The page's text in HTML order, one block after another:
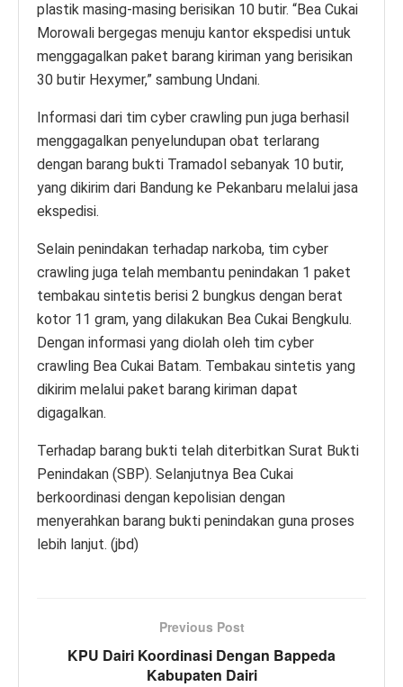
plastik masing-masing berisikan 10 butir. “Bea Cukai
Morowali bergegas menuju kantor ekspedisi untuk
menggagalkan paket barang kiriman yang berisikan
30 butir Hexymer,” sambung Undani.
Informasi dari tim cyber crawling pun juga berhasil
menggagalkan penyelundupan obat terlarang
dengan barang bukti Tramadol sebanyak 10 butir,
yang dikirim dari Bandung ke Pekanbaru melalui jasa
ekspedisi.
Selain penindakan terhadap narkoba, tim cyber
crawling juga telah membantu penindakan 1 paket
tembakau sintetis berisi 2 bungkus dengan berat
kotor 11 gram, yang dilakukan Bea Cukai Bengkulu.
Dengan informasi yang diolah oleh tim cyber
crawling Bea Cukai Batam. Tembakau sintetis yang
dikirim melalui paket barang kiriman dapat
digagalkan.
Terhadap barang bukti telah diterbitkan Surat Bukti
Penindakan (SBP). Selanjutnya Bea Cukai
berkoordinasi dengan kepolisian dengan
menyerahkan barang bukti penindakan guna proses
lebih lanjut. (jbd)
Previous Post
KPU Dairi Koordinasi Dengan Bappeda
Kabupaten Dairi